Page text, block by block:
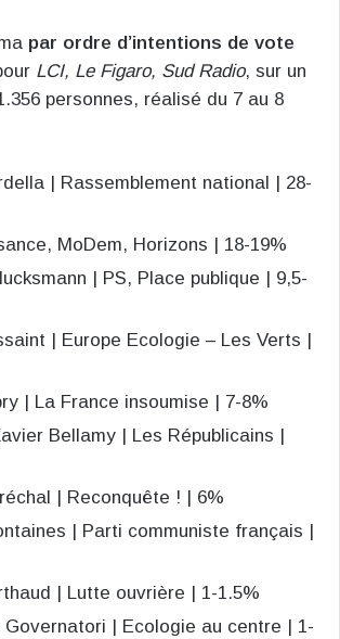
par ordre d’intentions de vote
LCI, Le Figaro, Sud Radio, sur un
personnes, réalisé du 7 au 8
| Rassemblement national | 28-
MoDem, Horizons | 18-19%
| PS, Place publique | 9,5-
| Europe Ecologie – Les Verts |
| La France insoumise | 7-8%
Bellamy | Les Républicains |
| Reconquête ! | 6%
| Parti communiste français |
| Lutte ouvrière | 1-1.5%
Governatori | Ecologie au centre | 1-